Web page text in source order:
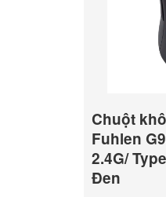
Chuột
Fuhlen
2.4G/
Đen